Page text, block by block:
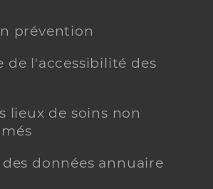
prévention
de l'accessibilité des
lieux de soins non
données annuaire